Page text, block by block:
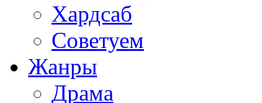
Хардсаб
Советуем
Жанры
Драма